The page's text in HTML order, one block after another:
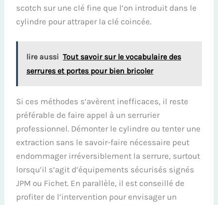
scotch sur une clé fine que l’on introduit dans le
cylindre pour attraper la clé coincée.
lire aussi Tout savoir sur le vocabulaire des
serrures et portes pour bien bricoler
Si ces méthodes s’avèrent inefficaces, il reste
préférable de faire appel à un serrurier
professionnel. Démonter le cylindre ou tenter une
extraction sans le savoir-faire nécessaire peut
endommager irréversiblement la serrure, surtout
lorsqu’il s’agit d’équipements sécurisés signés
JPM ou Fichet. En parallèle, il est conseillé de
profiter de l’intervention pour envisager un